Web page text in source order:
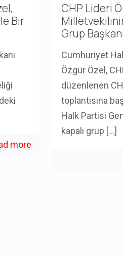
Bir
more
CHP Lideri
Grup
Cumhuriyet
Özgür Özel,
düzenlenen
toplantısına
Halk Partisi
kapalı grup […]